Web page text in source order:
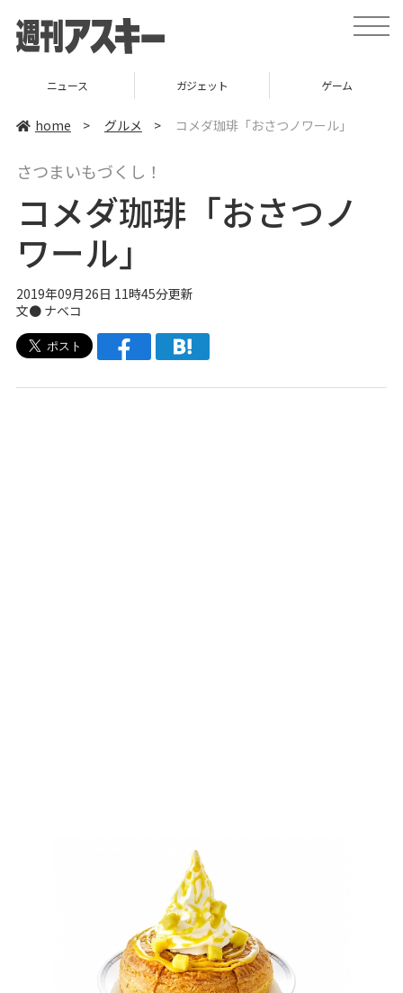
t
o
ニュース ガジェット ゲーム
home > グルメ > コメダ珈琲「おさつノワール」
さつまいもづくし！
コメダ珈琲「おさつノ
ワール」
2019年09月26日 11時45分更新
文● ナベコ